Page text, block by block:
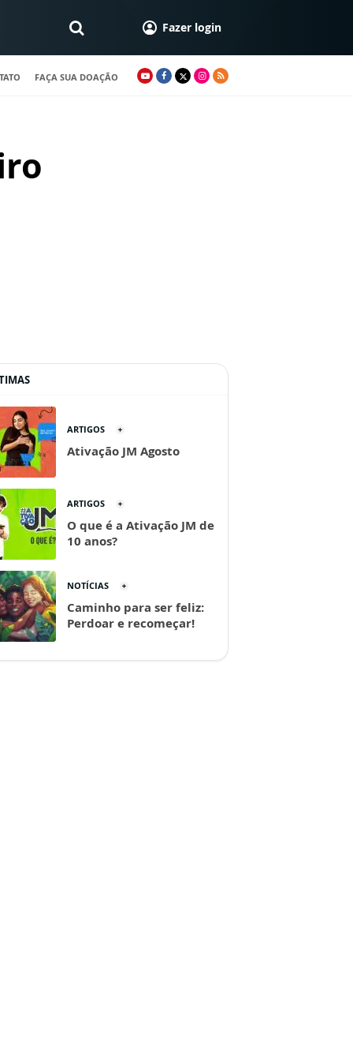
Fazer login
FAÇA SUA DOAÇÃO
ARTIGOS
Ativação JM Agosto
ARTIGOS
O que é a Ativação JM de
10 anos?
NOTÍCIAS
Caminho para ser feliz:
Perdoar e recomeçar!